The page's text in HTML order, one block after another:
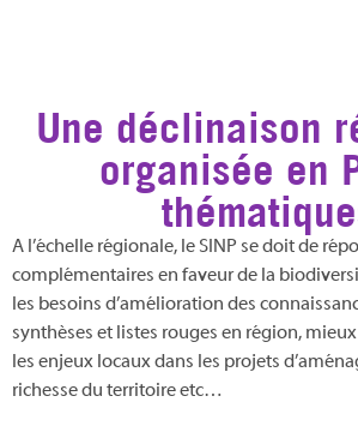
Une déclinaison
organisée en
A l’échelle régionale, le SINP se doit de
complémentaires en faveur de la
les besoins d’amélioration des
synthèses et listes rouges en région,
les enjeux locaux dans les projets
richesse du territoire etc…